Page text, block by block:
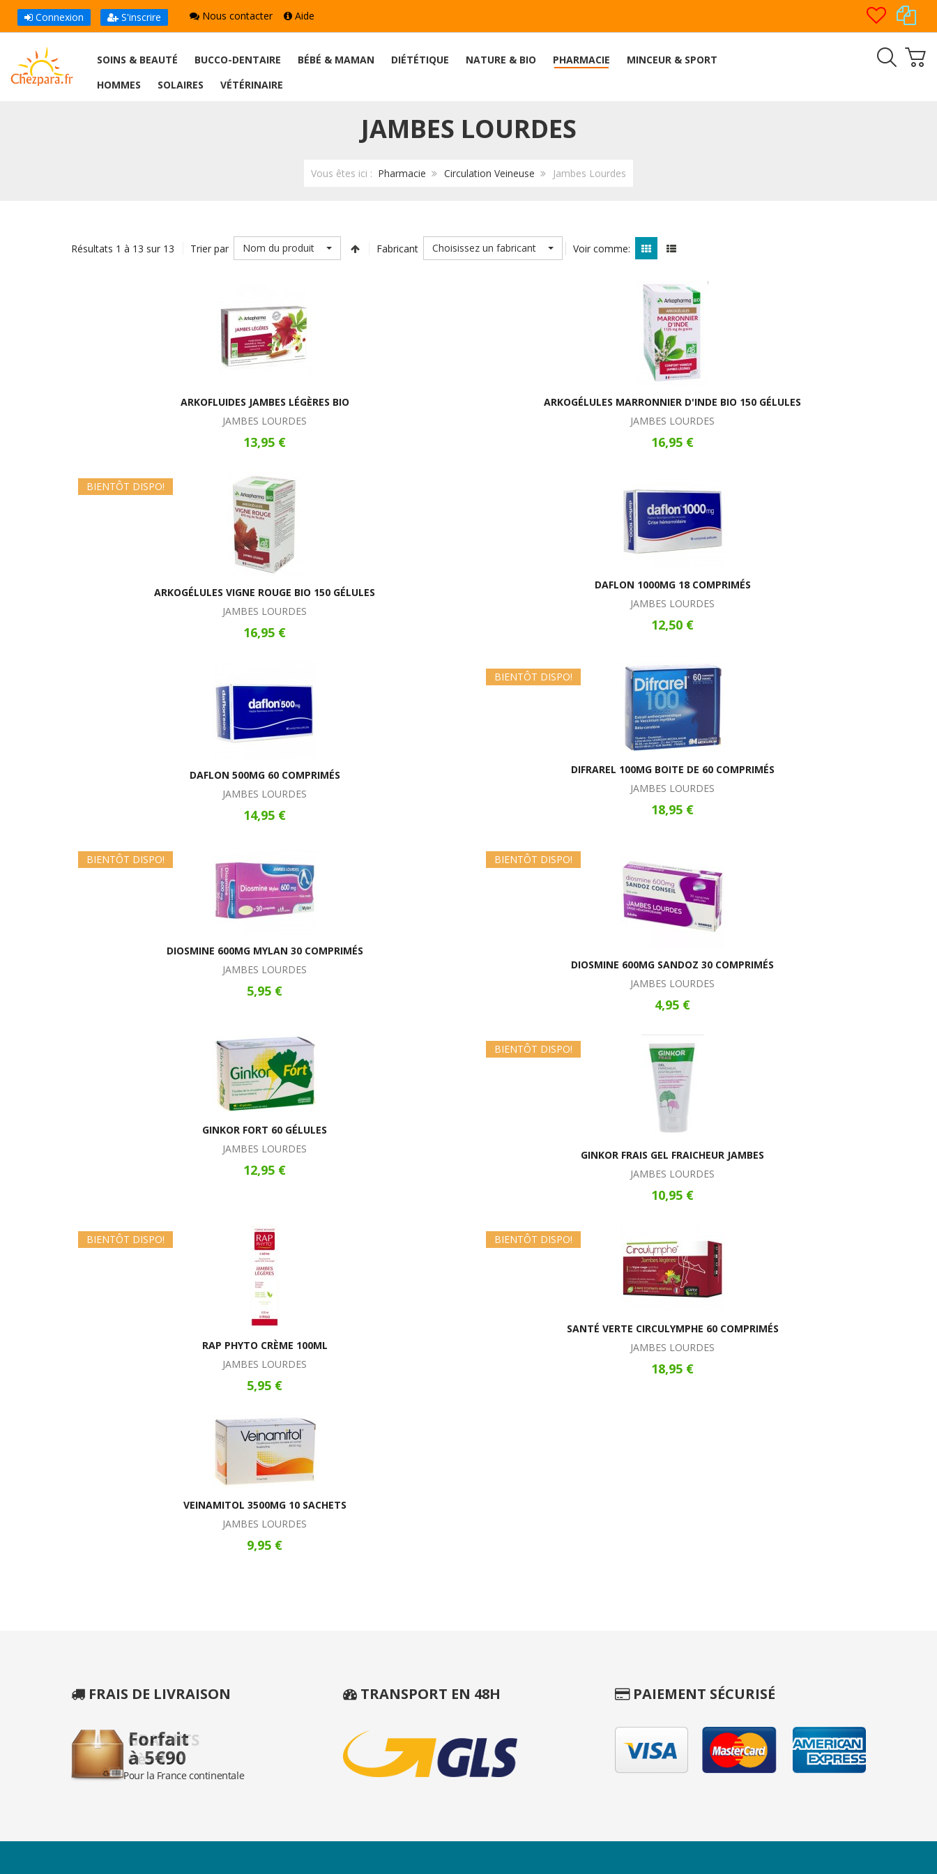
Connexion S'inscrire Nous contacter Aide
SOINS & BEAUTÉ BUCCO-DENTAIRE BÉBÉ & MAMAN DIÉTÉTIQUE NATURE & BIO PHARMACIE
MINCEUR & SPORT
HOMMES
SOLAIRES VÉTÉRINAIRE
JAMBES LOURDES
Vous êtes ici : Pharmacie Circulation Veineuse Jambes Lourdes
Résultats 1 à 13 sur 13 Trier par Nom du produit Fabricant Choisissez un fabricant Voir comme:
ARKOFLUIDES JAMBES LÉGÈRES BIO
JAMBES LOURDES
13,95 €
ARKOGÉLULES MARRONNIER D'INDE BIO 150 GÉLULES
JAMBES LOURDES
16,95 €
BIENTÔT DISPO!
ARKOGÉLULES VIGNE ROUGE BIO 150 GÉLULES
JAMBES LOURDES
16,95 €
DAFLON 1000MG 18 COMPRIMÉS
JAMBES LOURDES
12,50 €
DAFLON 500MG 60 COMPRIMÉS
JAMBES LOURDES
14,95 €
BIENTÔT DISPO!
DIFRAREL 100MG BOITE DE 60 COMPRIMÉS
JAMBES LOURDES
18,95 €
BIENTÔT DISPO!
DIOSMINE 600MG MYLAN 30 COMPRIMÉS
JAMBES LOURDES
5,95 €
BIENTÔT DISPO!
DIOSMINE 600MG SANDOZ 30 COMPRIMÉS
JAMBES LOURDES
4,95 €
GINKOR FORT 60 GÉLULES
JAMBES LOURDES
12,95 €
BIENTÔT DISPO!
GINKOR FRAIS GEL FRAICHEUR JAMBES
JAMBES LOURDES
10,95 €
BIENTÔT DISPO!
RAP PHYTO CRÈME 100ML
JAMBES LOURDES
5,95 €
BIENTÔT DISPO!
SANTÉ VERTE CIRCULYMPHE 60 COMPRIMÉS
JAMBES LOURDES
18,95 €
VEINAMITOL 3500MG 10 SACHETS
JAMBES LOURDES
9,95 €
FRAIS DE LIVRAISON TRANSPORT EN 48H PAIEMENT SÉCURISÉ